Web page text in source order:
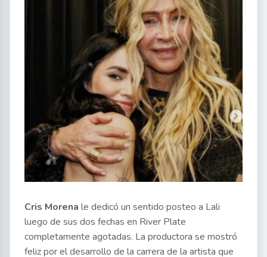
Cris Morena le dedicó un sentido posteo a Lali
luego de sus dos fechas en River Plate
completamente agotadas. La productora se mostró
feliz por el desarrollo de la carrera de la artista que